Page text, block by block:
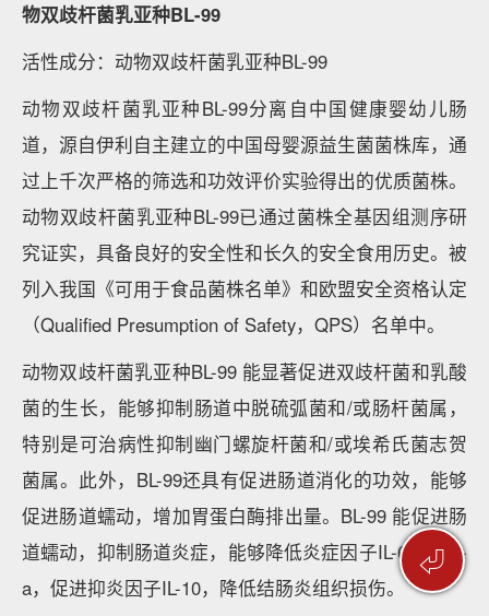
⏎
GanedenBC30®凝结魏茨曼氏菌在维护肠道菌群平衡
方面具有显著效果，守护肠道。临床实验证明BC30有
助于减少肠胃道不适。在具有腹泻症状的儿童群体中，
相比安慰剂组，BC30组儿童的腹泻率降低了43%；在
严重腹泻的儿童群体中，相比安慰剂组，BC30组儿童
的腹泻天数降低了45%；在具有稀便症状的儿童群体
中，相比安慰剂组，BC30组儿童的稀便天数降低了
47%。